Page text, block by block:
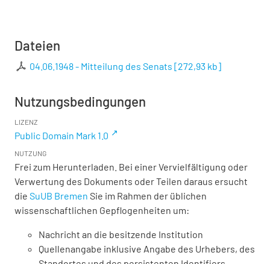
Dateien
04.06.1948 - Mitteilung des Senats [272,93 kb]
Nutzungsbedingungen
LIZENZ
Public Domain Mark 1.0
NUTZUNG
Frei zum Herunterladen. Bei einer Vervielfältigung oder
Verwertung des Dokuments oder Teilen daraus ersucht
die SuUB Bremen Sie im Rahmen der üblichen
wissenschaftlichen Gepflogenheiten um:
Nachricht an die besitzende Institution
Quellenangabe inklusive Angabe des Urhebers, des